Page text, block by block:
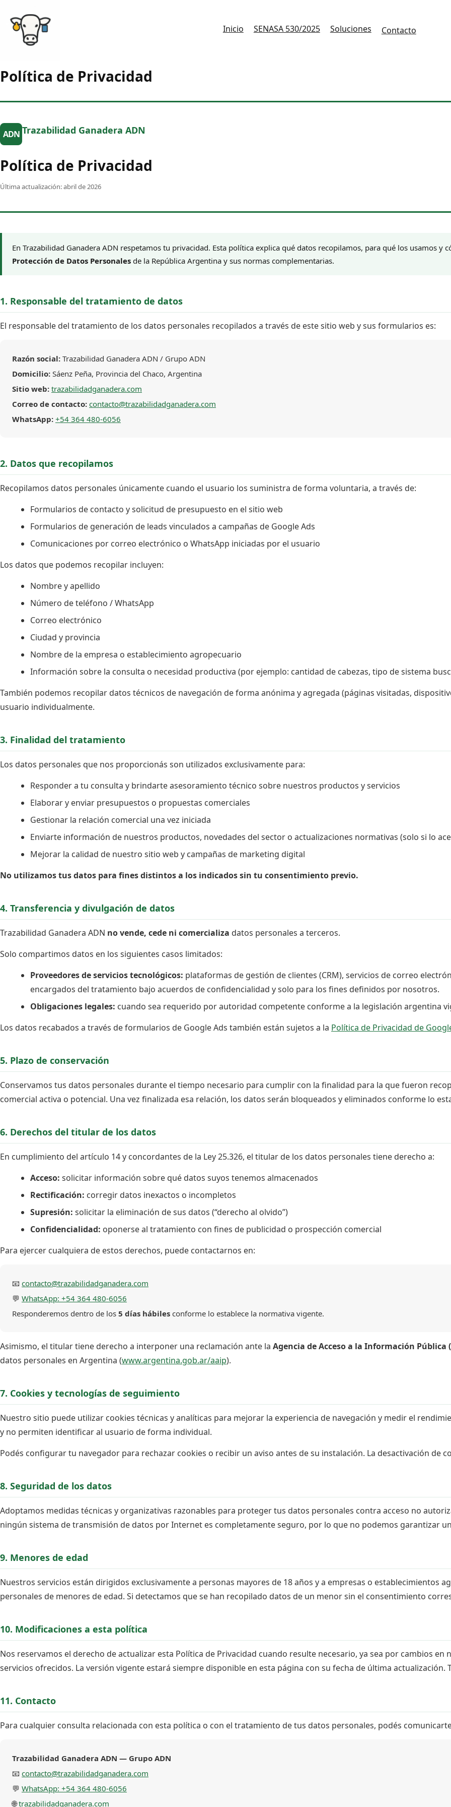
content
Inicio SENASA 530/2025 Soluciones Contacto
Política de Privacidad
ADN Trazabilidad Ganadera ADN
Política de Privacidad
Última actualización: abril de 2026
En Trazabilidad Ganadera ADN respetamos tu privacidad. Esta política explica qué datos recopilamos, para qué los usamos
Protección de Datos Personales de la República Argentina y sus normas complementarias.
1. Responsable del tratamiento de datos
El responsable del tratamiento de los datos personales recopilados a través de este sitio web y sus formularios es:
Razón social: Trazabilidad Ganadera ADN / Grupo ADN
Domicilio: Sáenz Peña, Provincia del Chaco, Argentina
Sitio web: trazabilidadganadera.com
Correo de contacto: contacto@trazabilidadganadera.com
WhatsApp: +54 364 480-6056
2. Datos que recopilamos
Recopilamos datos personales únicamente cuando el usuario los suministra de forma voluntaria, a través de:
Formularios de contacto y solicitud de presupuesto en el sitio web
Formularios de generación de leads vinculados a campañas de Google Ads
Comunicaciones por correo electrónico o WhatsApp iniciadas por el usuario
Los datos que podemos recopilar incluyen:
Nombre y apellido
Número de teléfono / WhatsApp
Correo electrónico
Ciudad y provincia
Nombre de la empresa o establecimiento agropecuario
Información sobre la consulta o necesidad productiva (por ejemplo: cantidad de cabezas, tipo de sistema
También podemos recopilar datos técnicos de navegación de forma anónima y agregada (páginas visitadas,
usuario individualmente.
3. Finalidad del tratamiento
Los datos personales que nos proporcionás son utilizados exclusivamente para:
Responder a tu consulta y brindarte asesoramiento técnico sobre nuestros productos y servicios
Elaborar y enviar presupuestos o propuestas comerciales
Gestionar la relación comercial una vez iniciada
Enviarte información de nuestros productos, novedades del sector o actualizaciones normativas (solo si lo
Mejorar la calidad de nuestro sitio web y campañas de marketing digital
No utilizamos tus datos para fines distintos a los indicados sin tu consentimiento previo.
4. Transferencia y divulgación de datos
Trazabilidad Ganadera ADN no vende, cede ni comercializa datos personales a terceros.
Solo compartimos datos en los siguientes casos limitados:
Proveedores de servicios tecnológicos: plataformas de gestión de clientes (CRM), servicios de correo
encargados del tratamiento bajo acuerdos de confidencialidad y solo para los fines definidos por nosotros.
Obligaciones legales: cuando sea requerido por autoridad competente conforme a la legislación argentina
Los datos recabados a través de formularios de Google Ads también están sujetos a la Política de Privacidad de
5. Plazo de conservación
Conservamos tus datos personales durante el tiempo necesario para cumplir con la finalidad para la que fueron
comercial activa o potencial. Una vez finalizada esa relación, los datos serán bloqueados y eliminados conforme lo
6. Derechos del titular de los datos
En cumplimiento del artículo 14 y concordantes de la Ley 25.326, el titular de los datos personales tiene derecho a:
Acceso: solicitar información sobre qué datos suyos tenemos almacenados
Rectificación: corregir datos inexactos o incompletos
Supresión: solicitar la eliminación de sus datos (“derecho al olvido”)
Confidencialidad: oponerse al tratamiento con fines de publicidad o prospección comercial
Para ejercer cualquiera de estos derechos, puede contactarnos en:
📧 contacto@trazabilidadganadera.com
💬 WhatsApp: +54 364 480-6056
Responderemos dentro de los 5 días hábiles conforme lo establece la normativa vigente.
Asimismo, el titular tiene derecho a interponer una reclamación ante la Agencia de Acceso a la Información Pública
datos personales en Argentina (www.argentina.gob.ar/aaip).
7. Cookies y tecnologías de seguimiento
Nuestro sitio puede utilizar cookies técnicas y analíticas para mejorar la experiencia de navegación y medir el
y no permiten identificar al usuario de forma individual.
Podés configurar tu navegador para rechazar cookies o recibir un aviso antes de su instalación. La desactivación de
8. Seguridad de los datos
Adoptamos medidas técnicas y organizativas razonables para proteger tus datos personales contra acceso no
ningún sistema de transmisión de datos por Internet es completamente seguro, por lo que no podemos garantizar
9. Menores de edad
Nuestros servicios están dirigidos exclusivamente a personas mayores de 18 años y a empresas o establecimientos
personales de menores de edad. Si detectamos que se han recopilado datos de un menor sin el consentimiento
10. Modificaciones a esta política
Nos reservamos el derecho de actualizar esta Política de Privacidad cuando resulte necesario, ya sea por cambios
servicios ofrecidos. La versión vigente estará siempre disponible en esta página con su fecha de última
11. Contacto
Para cualquier consulta relacionada con esta política o con el tratamiento de tus datos personales, podés
Trazabilidad Ganadera ADN — Grupo ADN
📧 contacto@trazabilidadganadera.com
💬 WhatsApp: +54 364 480-6056
🌐trazabilidadganadera.com